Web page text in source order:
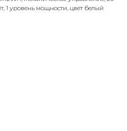
1 уровень мощности, цвет белый